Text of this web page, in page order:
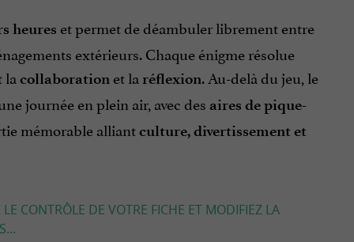
heures et permet de déambuler librement entre
extérieurs. Chaque énigme résolue
la collaboration et la réflexion. Au-delà du jeu, le
journée en plein air, avec des aires de pique-
mémorable alliantculture, divertissement et
CONTRÔLE DE VOTRE FICHE ET MODIFIEZ LA